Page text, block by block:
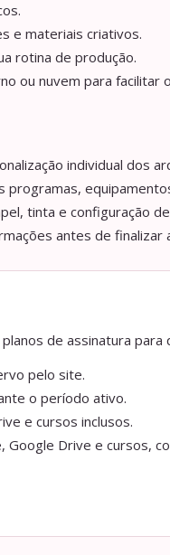
e materiais criativos.
rotina de produção.
ou nuvem para facilitar
individual dos
tinta e configuração
antes de finalizar
de assinatura
pelo site.
o período ativo.
e cursos inclusos.
Google Drive e cursos,